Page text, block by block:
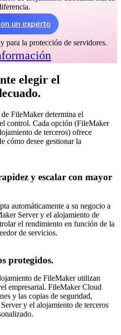
un experto
para la protección de servidores.
elegir el
FileMaker determina el
control. Cada opción (FileMaker
de terceros) ofrece
cómo desee gestionar la
y escalar con mayor
automáticamente a su negocio a
Server y el alojamiento de
el rendimiento en función de la
de servicios.
protegidos.
de FileMaker utilizan
empresarial. FileMaker Cloud
y las copias de seguridad,
y el alojamiento de terceros